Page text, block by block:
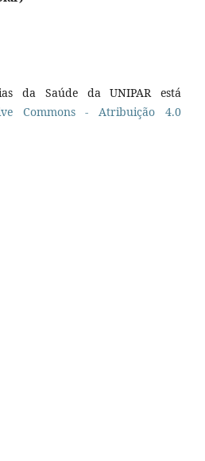
da Saúde da UNIPAR está
Commons - Atribuição 4.0